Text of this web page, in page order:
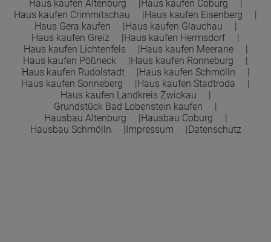
Haus kaufen Altenburg
Haus kaufen Coburg
Haus kaufen Crimmitschau
Haus kaufen Eisenberg
Haus Gera kaufen
Haus kaufen Glauchau
Haus kaufen Greiz
Haus kaufen Hermsdorf
Haus kaufen Lichtenfels
Haus kaufen Meerane
Haus kaufen Pößneck
Haus kaufen Ronneburg
Haus kaufen Rudolstadt
Haus kaufen Schmölln
Haus kaufen Sonneberg
Haus kaufen Stadtroda
Haus kaufen Landkreis Zwickau
Grundstück Bad Lobenstein kaufen
Hausbau Altenburg
Hausbau Coburg
Hausbau Schmölln
Impressum Datenschutz